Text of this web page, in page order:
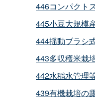
446コンパクト
445小豆大規模
444揺動ブラシ
443多収穫米栽
442水稲水管理
439有機栽培の